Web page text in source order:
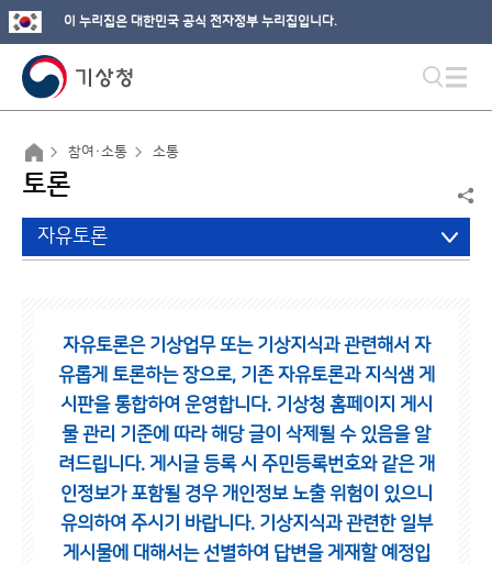
이 누리집은 대한민국 공식 전자정부 누리집입니다.
참여·소통 소통
토론
자유토론
자유토론은 기상업무 또는 기상지식과 관련해서 자
유롭게 토론하는 장으로, 기존 자유토론과 지식샘 게
시판을 통합하여 운영합니다. 기상청 홈페이지 게시
물 관리 기준에 따라 해당 글이 삭제될 수 있음을 알
려드립니다. 게시글 등록 시 주민등록번호와 같은 개
인정보가 포함될 경우 개인정보 노출 위험이 있으니
유의하여 주시기 바랍니다. 기상지식과 관련한 일부
게시물에 대해서는 선별하여 답변을 게재할 예정입